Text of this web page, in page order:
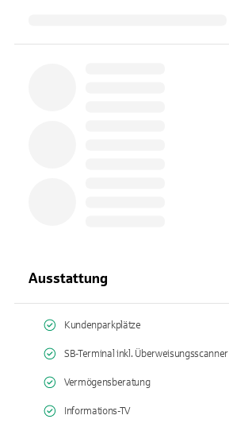
Ausstattung
Kundenparkplätze
SB-Terminal inkl. Überweisungsscanner
Vermögensberatung
Informations-TV